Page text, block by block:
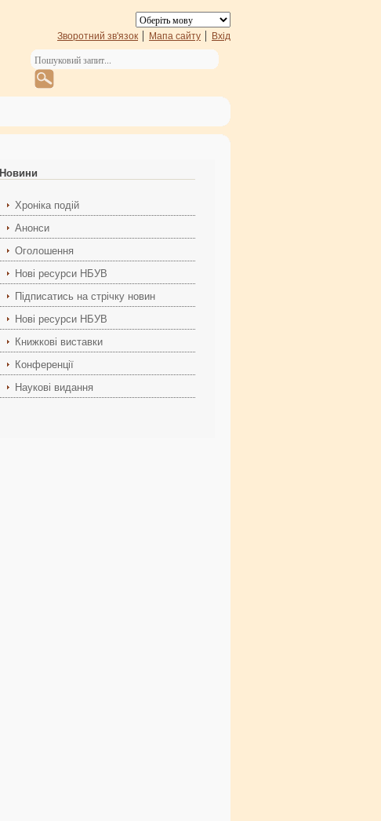
Зворотний зв'язок Мапа сайту Вхід
Новини
Хроніка подій
Анонси
Оголошення
Нові ресурси НБУВ
Підписатись на стрічку новин
Нові ресурси НБУВ
Книжкові виставки
Конференції
Наукові видання